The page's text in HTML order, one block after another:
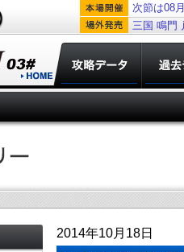
次節は08
三国 鳴門
2014年10月18日